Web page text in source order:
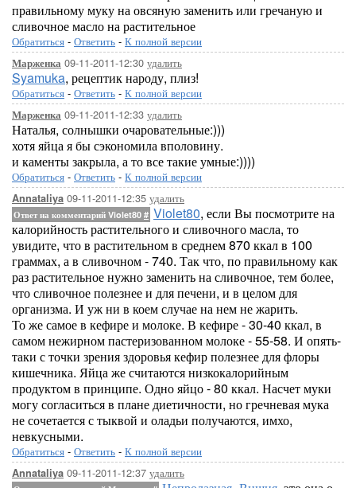
правильному муку на овсяную заменить или гречаную и
сливочное масло на растительное
Обратиться - Ответить - К полной версии
Марженка 09-11-2011-12:30 удалить
Syamuka, рецептик народу, плиз!
Обратиться - Ответить - К полной версии
Марженка 09-11-2011-12:33 удалить
Наталья, солнышки очаровательные:)))
хотя яйца я бы сэкономила вполовину.
и каменты закрыла, а то все такие умные:))))
Обратиться - Ответить - К полной версии
Annataliya 09-11-2011-12:35 удалить
Ответ на комментарий Violet80 # Violet80, если Вы посмотрите на
калорийность растительного и сливочного масла, то
увидите, что в растительном в среднем 870 ккал в 100
граммах, а в сливочном - 740. Так что, по правильному как
раз растительное нужно заменить на сливочное, тем более,
что сливочное полезнее и для печени, и в целом для
организма. И уж ни в коем случае на нем не жарить.
То же самое в кефире и молоке. В кефире - 30-40 ккал, в
самом нежирном пастеризованном молоке - 55-58. И опять-
таки с точки зрения здоровья кефир полезнее для флоры
кишечника. Яйца же считаются низкокалорийным
продуктом в принципе. Одно яйцо - 80 ккал. Насчет муки
могу согласиться в плане диетичности, но гречневая мука
не сочетается с тыквой и оладьи получаются, имхо,
невкусными.
Обратиться - Ответить - К полной версии
Annataliya 09-11-2011-12:37 удалить